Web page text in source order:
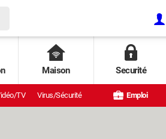
Maison Securité
TV Virus/Sécurité Emploi